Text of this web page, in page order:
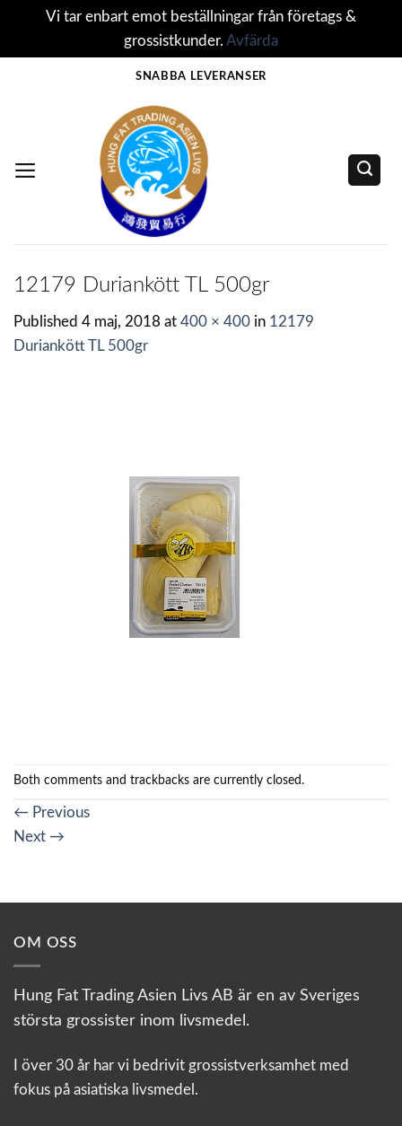
Vi tar enbart emot beställningar från företags &
grossistkunder. Avfärda
SNABBA LEVERANSER
12179 Duriankött TL 500gr
Published 4 maj, 2018 at 400 × 400 in 12179
Duriankött TL 500gr
Both comments and trackbacks are currently closed.
← Previous
Next →
OM OSS
Hung Fat Trading Asien Livs AB är en av Sveriges
största grossister inom livsmedel.
I över 30 år har vi bedrivit grossistverksamhet med
fokus på asiatiska livsmedel.